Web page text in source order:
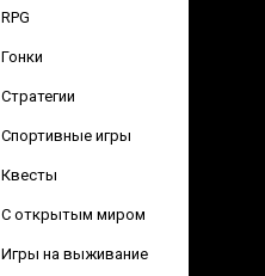
RPG
Гонки
Стратегии
Спортивные игры
Квесты
С открытым миром
Игры на выживание